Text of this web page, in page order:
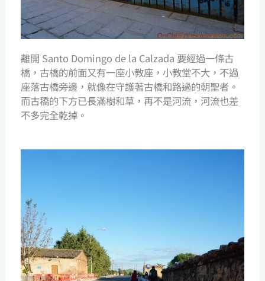
離開 Santo Domingo de la Calzada 要經過一條古
橋，古橋的前面又有一座小教座，小教堂不大，不過
座落古橋旁邊，就像在守護著古橋和路過的朝聖者。
而古穚的下方已長滿樹和草，再不是河流，河流也差
不多完全乾掉。